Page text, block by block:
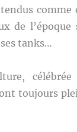
comme
de
tanks…
célébrée
toujours